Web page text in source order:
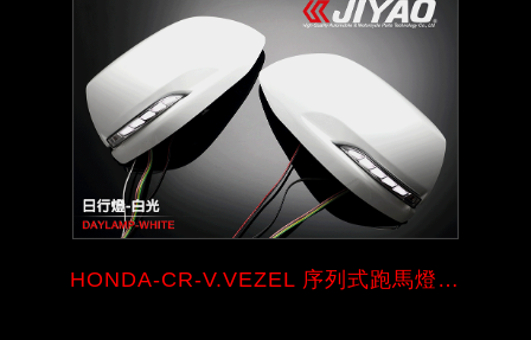
HONDA-CR-V.VEZEL 序列式跑馬燈後...